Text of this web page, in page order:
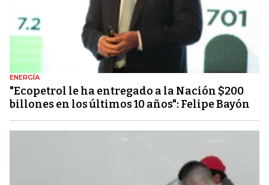
ENERGÍA
"Ecopetrol le ha entregado a la Nación $200
billones en los últimos 10 años": Felipe Bayón